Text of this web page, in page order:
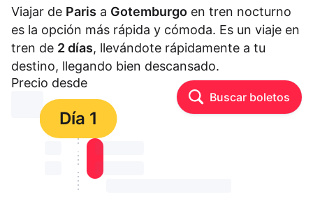
Viajar de Paris a Gotemburgo en tren nocturno
es la opción más rápida y cómoda. Es un viaje en
tren de 2 días, llevándote rápidamente a tu
destino, llegando bien descansado.
Precio desde
⏳⏳ Buscar boletos
Día 1
⏳⏳ ⏳ ⏳⏳
⏳⏳ ⏳ ⏳⏳